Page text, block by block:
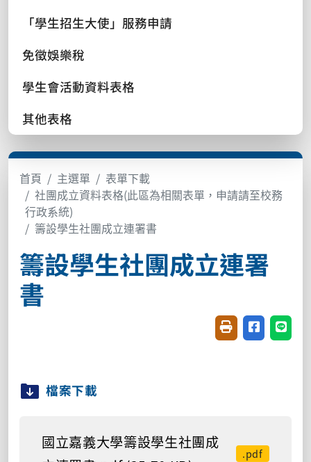
「學生招生大使」服務申請
免徵娛樂稅
學生會活動資料表格
其他表格
首頁 主選單
表單下載
社團成立資料表格(此區為相關表單，申請請至校務
行政系統)
籌設學生社團成立連署書
籌設學生社團成立連署
書
友善列印(開新視
分享至臉書
分享
檔案下載
國立嘉義大學籌設學生社團成
.pdf